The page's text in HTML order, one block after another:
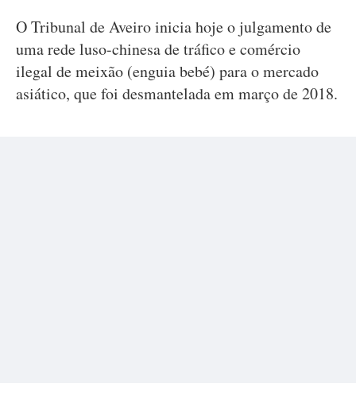
O Tribunal de Aveiro inicia hoje o julgamento de
uma rede luso-chinesa de tráfico e comércio
ilegal de meixão (enguia bebé) para o mercado
asiático, que foi desmantelada em março de 2018.